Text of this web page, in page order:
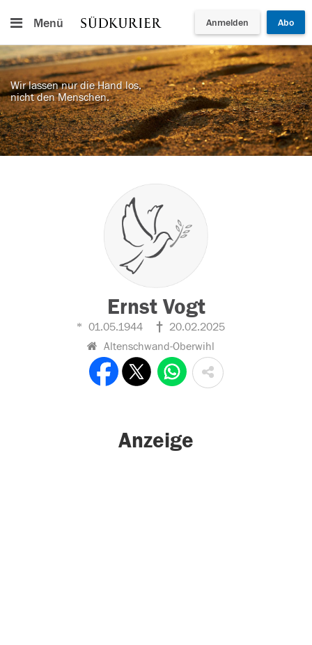
Menü Anmelden Abo
Wir lassen nur die Hand los,
nicht den Menschen.
Ernst Vogt
01.05.1944
20.02.2025
Altenschwand-Oberwihl
Anzeige